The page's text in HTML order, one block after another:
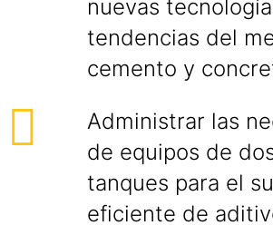
nuevas
tendencias del
cemento y
Administrar las
de equipos de
tanques para el
eficiente de